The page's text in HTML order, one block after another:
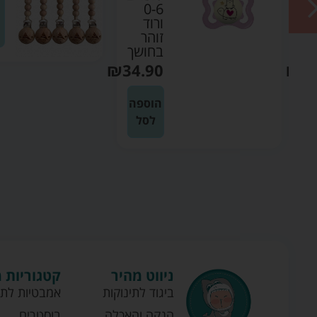
₪
0-6
ורוד
זוהר
בחושך
₪34.90
הוספה
לסל
ניווט מהיר
ביגוד לתינוקות
אמבטיות